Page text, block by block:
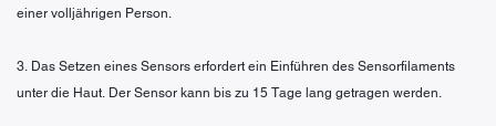
einer volljährigen Person.
3. Das Setzen eines Sensors erfordert ein Einführen des Sensorfilaments
unter die Haut. Der Sensor kann bis zu 15 Tage lang getragen werden.